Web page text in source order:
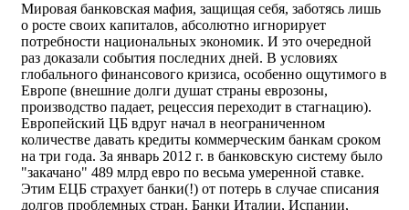
Мировая банковская мафия, защищая себя, заботясь лишь
о росте своих капиталов, абсолютно игнорирует
потребности национальных экономик. И это очередной
раз доказали события последних дней. В условиях
глобального финансового кризиса, особенно ощутимого в
Европе (внешние долги душат страны еврозоны,
производство падает, рецессия переходит в стагнацию).
Европейский ЦБ вдруг начал в неограниченном
количестве давать кредиты коммерческим банкам сроком
на три года. За январь 2012 г. в банковскую систему было
"закачано" 489 млрд евро по весьма умеренной ставке.
Этим ЕЦБ страхует банки(!) от потерь в случае списания
долгов проблемных стран. Банки Италии, Испании,